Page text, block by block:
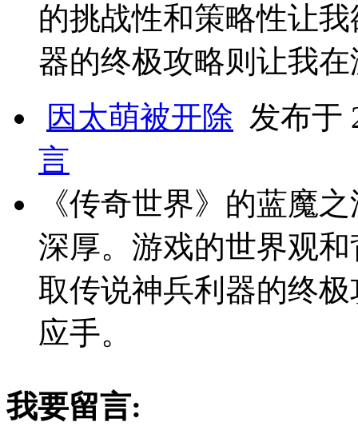
的挑战性和策略性让
器的终极攻略则让我
因太萌被开除 发布于
言
《传奇世界》的蓝魔
深厚。游戏的世界观
取传说神兵利器的终
应手。
我要留言: